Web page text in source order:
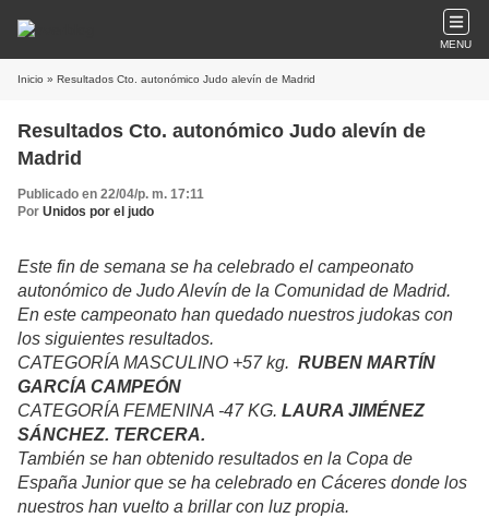
MENU
Inicio » Resultados Cto. autonómico Judo alevín de Madrid
Resultados Cto. autonómico Judo alevín de
Madrid
Publicado en 22/04/p. m. 17:11
Por Unidos por el judo
Este fin de semana se ha celebrado el campeonato
autonómico de Judo Alevín de la Comunidad de Madrid.
En este campeonato han quedado nuestros judokas con
los siguientes resultados.
CATEGORÍA MASCULINO +57 kg. RUBEN MARTÍN
GARCÍA CAMPEÓN
CATEGORÍA FEMENINA -47 KG. LAURA JIMÉNEZ
SÁNCHEZ. TERCERA.
También se han obtenido resultados en la Copa de
España Junior que se ha celebrado en Cáceres donde los
nuestros han vuelto a brillar con luz propia.